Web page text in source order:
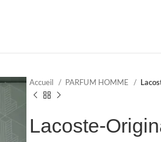
Accueil PARFUM HOMME
Lacoste-